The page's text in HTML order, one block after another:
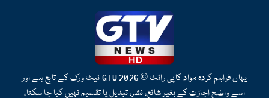
یہاں فراہم کردہ مواد کاپی رائٹ © 2026 GTV نیٹ ورک کے تابع ہے اور
اسے واضح اجازت کے بغیر شائع، نشر، تبدیل یا تقسیم نہیں کیا جا سکتا،